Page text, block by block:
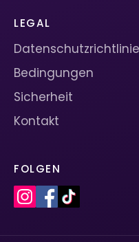
LEGAL
Datenschutzrichtlinie
Bedingungen
Sicherheit
Kontakt
FOLGEN